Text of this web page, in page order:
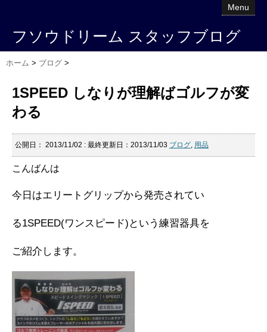
Menu
フソウドリーム スタッフブログ
ホーム > ブログ >
1SPEED しなりが理解ばゴルフが変
わる
公開日： 2013/11/02 : 最終更新日：2013/11/03 ブログ, 用品
こんばんは
今日はエリートグリップから発売されてい
る1SPEED(ワンスピード)という練習器具を
ご紹介します。